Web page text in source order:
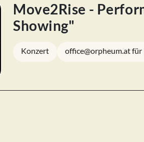
Move2Rise -
Showing"
Konzert office@orpheum.at